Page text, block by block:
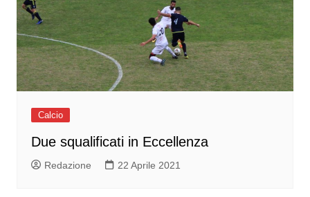
Calcio
Due squalificati in Eccellenza
Redazione 22 Aprile 2021